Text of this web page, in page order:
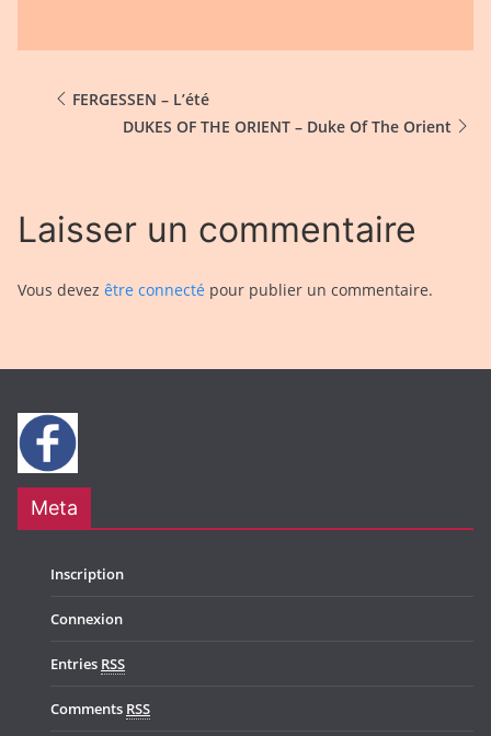
FERGESSEN – L’été
DUKES OF THE ORIENT – Duke Of The Orient
Laisser un commentaire
Vous devez être connecté pour publier un commentaire.
Meta
Inscription
Connexion
Entries RSS
Comments RSS